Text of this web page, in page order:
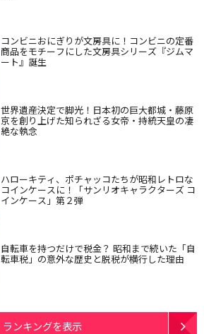
コンビニおにぎりが文房具に！コンビニの定番
商品をモチーフにした文房具シリーズ『ジムマ
ート』誕生
世界遺産決定で脚光！日本初の巨大都城・藤原
京を創り上げた知られざる女帝・持統天皇の凄
絶な執念
ハローキティ、ポチャッコたちが昭和レトロな
コインケースに！「サンリオキャラクターズ コ
インケース」第２弾
自転車を持つだけで税金？ 昭和まで続いた「自
転車税」の意外な歴史と脱税が横行した理由
ランキングを表示